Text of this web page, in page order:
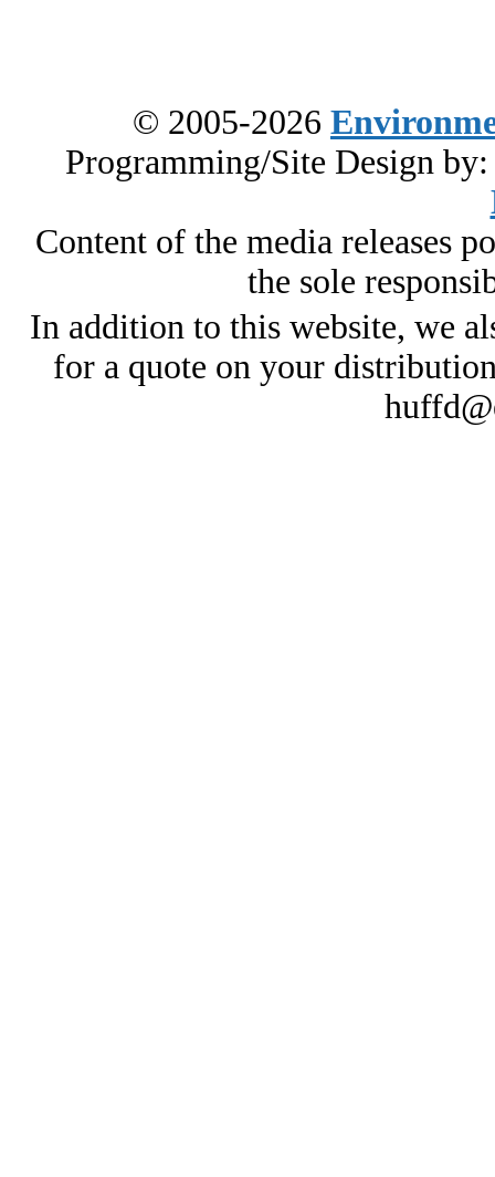
© 2005-2026
Programming/Site Design
Content of the media releases
the sole
In addition to this website, we
for a quote on your